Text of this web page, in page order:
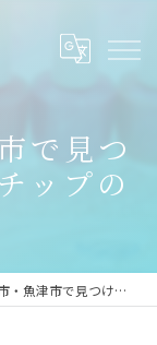
で見つ
ップの
つける！素敵なネイルチップの楽しみ方